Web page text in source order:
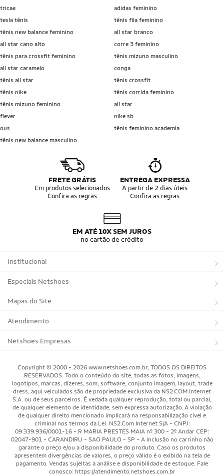
tricae
adidas feminino
tesla tênis
tênis fila feminino
tênis new balance feminino
all star branco
all star cano alto
corre 3 feminino
tênis para crossfit feminino
tênis mizuno masculino
all star caramelo
conga
tênis all star
tênis crossfit
tênis nike
tênis corrida feminino
tênis mizuno feminino
all star
fiever
nike sb
ous
tênis feminino academia
tênis new balance masculino
FRETE GRÁTIS
Em produtos selecionados
Confira as regras
ENTREGA EXPRESSA
A partir de 2 dias úteis
Confira as regras
EM ATÉ 10X SEM JUROS
no cartão de crédito
Institucional
Sobre a Netshoes
Política de Privacidade
Programa de Afiliados
Regulamentos
Programa de Integridade
Blog
Black Friday Magalu
Black Friday Netshoes
Lojas Físicas
Especiais Netshoes
Suplementos
Corrida
Bicicletas
Basquete
Motorsport
Saúde Bem-Estar
Aventura
Mundo das Raquetes
Mapas do Site
Marcas
Tipos de Produtos
Atendimento
Trocas e devoluções
Minha Conta
Meus Pedidos
Pagamentos
Cancelamentos
Segurança & Privacidade
Como Comprar
Netshoes Empresas
Copyright © 2000 - 2026 www.netshoes.com.br, TODOS OS DIREITOS
RESERVADOS. Todo o conteúdo do site, todas as fotos, imagens,
logotipos, marcas, dizeres, som, software, conjunto imagem, layout, trade
dress, aqui veiculados são de propriedade exclusiva da NS2.COM Internet
S.A. ou de seus parceiros. É vedada qualquer reprodução, total ou parcial,
de qualquer elemento de identidade, sem expressa autorização. A violação
de qualquer direito mencionado implicará na responsabilização cível e
criminal nos termos da Lei. NS2.Com Internet S/A - CNPJ:
09.339.936/0001-16 - R MARIA PRESTES MAIA nº 300 - 2º Andar CEP:
02047-901 - CARANDIRU - SAO PAULO - SP - A inclusão no carrinho não
garante o preço e/ou a disponibilidade do produto. Caso os produtos
apresentem divergências de valores, o preço válido é o exibido na tela de
pagamento. Vendas sujeitas a análise e disponibilidade de estoque. Fale
conosco: https://atendimento.netshoes.com.br